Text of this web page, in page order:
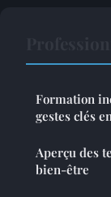
Formation
gestes clés
Aperçu des
bien-être